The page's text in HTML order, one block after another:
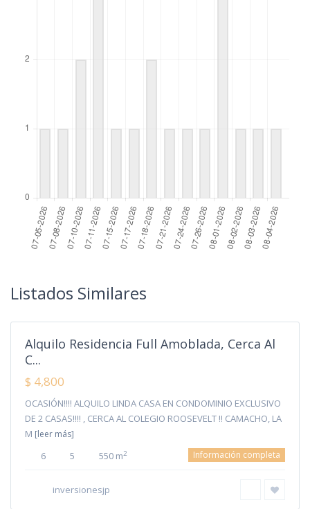
Listados Similares
Molina
Alquilo Residencia Full Amoblada, Cerca Al
C...
$ 4,800
OCASIÓN!!!! ALQUILO LINDA CASA EN CONDOMINIO EXCLUSIVO
DE 2 CASAS!!!! , CERCA AL COLEGIO ROOSEVELT !! CAMACHO, LA
M [leer más]
6 5 550 m2 Información completa
inversionesjp